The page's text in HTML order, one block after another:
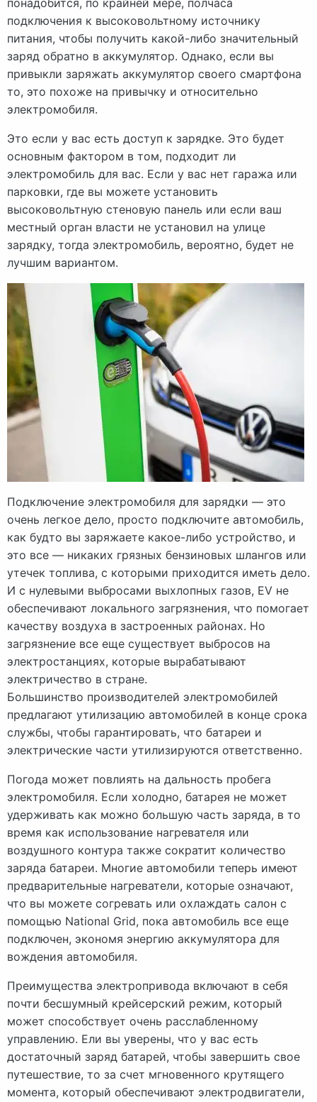
понадобится, по крайней мере, полчаса
подключения к высоковольтному источнику
питания, чтобы получить какой-либо значительный
заряд обратно в аккумулятор. Однако, если вы
привыкли заряжать аккумулятор своего смартфона
то, это похоже на привычку и относительно
электромобиля.
Это если у вас есть доступ к зарядке. Это будет
основным фактором в том, подходит ли
электромобиль для вас. Если у вас нет гаража или
парковки, где вы можете установить
высоковольтную стеновую панель или если ваш
местный орган власти не установил на улице
зарядку, тогда электромобиль, вероятно, будет не
лучшим вариантом.
Подключение электромобиля для зарядки — это
очень легкое дело, просто подключите автомобиль,
как будто вы заряжаете какое-либо устройство, и
это все — никаких грязных бензиновых шлангов или
утечек топлива, с которыми приходится иметь дело.
И с нулевыми выбросами выхлопных газов, EV не
обеспечивают локального загрязнения, что помогает
качеству воздуха в застроенных районах. Но
загрязнение все еще существует выбросов на
электростанциях, которые вырабатывают
электричество в стране.
Большинство производителей электромобилей
предлагают утилизацию автомобилей в конце срока
службы, чтобы гарантировать, что батареи и
электрические части утилизируются ответственно.
Погода может повлиять на дальность пробега
электромобиля. Если холодно, батарея не может
удерживать как можно большую часть заряда, в то
время как использование нагревателя или
воздушного контура также сократит количество
заряда батареи. Многие автомобили теперь имеют
предварительные нагреватели, которые означают,
что вы можете согревать или охлаждать салон с
помощью National Grid, пока автомобиль все еще
подключен, экономя энергию аккумулятора для
вождения автомобиля.
Преимущества электропривода включают в себя
почти бесшумный крейсерский режим, который
может способствует очень расслабленному
управлению. Ели вы уверены, что у вас есть
достаточный заряд батарей, чтобы завершить свое
путешествие, то за счет мгновенного крутящего
момента, который обеспечивают электродвигатели,